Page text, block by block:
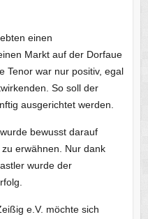
einen
Markt auf der Dorfaue
Tenor war nur positiv, egal
So soll der
ausgerichtet werden.
bewusst darauf
erwähnen. Nur dank
wurde der
e.V. möchte sich